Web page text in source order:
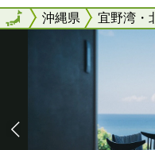
全国沖縄県 宜野湾・
全国